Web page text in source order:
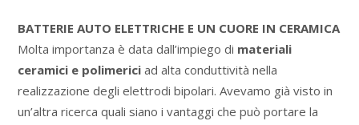
BATTERIE AUTO ELETTRICHE E UN CUORE IN CERAMICA
Molta importanza è data dall’impiego di materiali
ceramici e polimericiad alta conduttività nella
realizzazione degli elettrodi bipolari. Avevamo già visto in
un’altra ricerca quali siano i vantaggi che può portare la